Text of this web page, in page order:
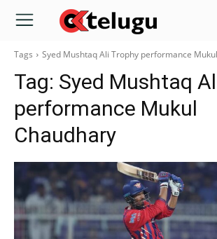
Tags Syed Mushtaq Ali Trophy performance
Tag: Syed Mushtaq
performance Mukul
Chaudhary